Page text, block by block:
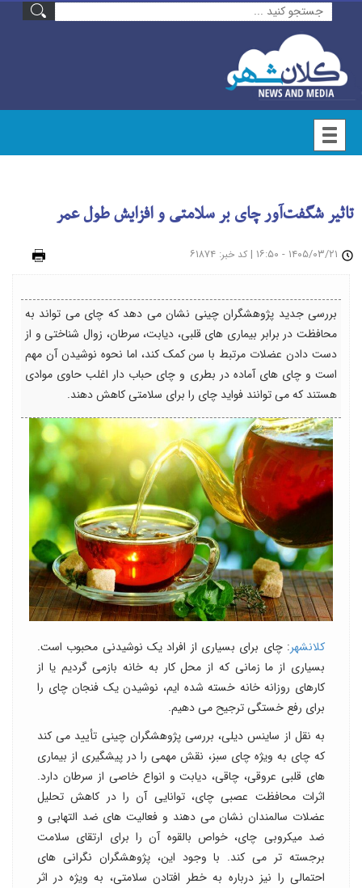
تاثیر شگفت‌آور چای بر سلامتی و افزایش طول عمر
| کد خبر: ۶۱۸۷۴
بررسی جدید پژوهشگران چینی نشان می دهد که چای می تواند به
محافظت در برابر بیماری های قلبی، دیابت، سرطان، زوال شناختی و از
دست دادن عضلات مرتبط با سن کمک کند، اما نحوه نوشیدن آن مهم
است و چای های آماده در بطری و چای حباب دار اغلب حاوی موادی
هستند که می توانند فواید چای را برای سلامتی کاهش دهند.
کلانشهر: چای برای بسیاری از افراد یک نوشیدنی محبوب است.
بسیاری از ما زمانی که از محل کار به خانه بازمی گردیم یا از
کارهای روزانه خانه خسته شده ایم، نوشیدن یک فنجان چای را
برای رفع خستگی ترجیح می دهیم.
به نقل از ساینس دیلی، بررسی پژوهشگران چینی تأیید می کند
که چای به ویژه چای سبز، نقش مهمی را در پیشگیری از بیماری
های قلبی عروقی، چاقی، دیابت و انواع خاصی از سرطان دارد.
اثرات محافظت عصبی چای، توانایی آن را در کاهش تحلیل
عضلات سالمندان نشان می دهند و فعالیت های ضد التهابی و
ضد میکروبی چای، خواص بالقوه آن را برای ارتقای سلامت
برجسته تر می کند. با وجود این، پژوهشگران نگرانی های
احتمالی را نیز درباره به خطر افتادن سلامتی، به ویژه در اثر